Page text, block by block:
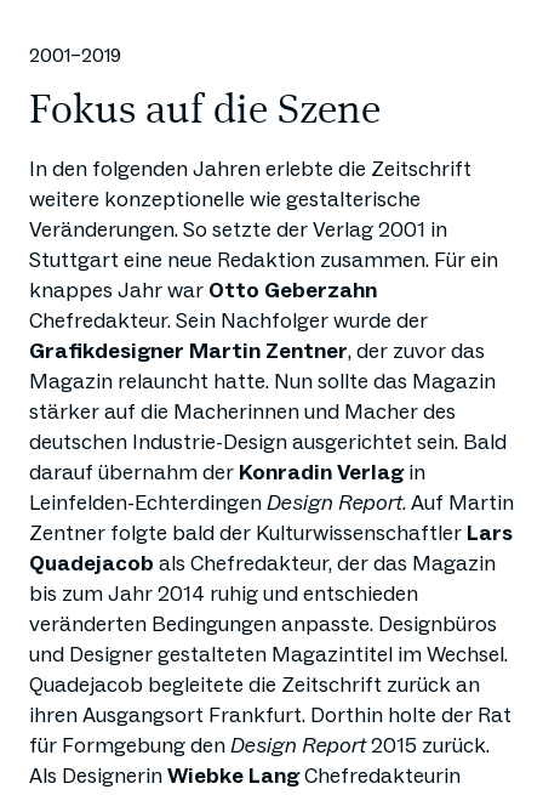
2001–2019
Fokus auf die Szene
In den folgenden Jahren erlebte die Zeitschrift
weitere konzeptionelle wie gestalterische
Veränderungen. So setzte der Verlag 2001 in
Stuttgart eine neue Redaktion zusammen. Für ein
knappes Jahr war Otto Geberzahn
Chefredakteur. Sein Nachfolger wurde der
Grafikdesigner Martin Zentner, der zuvor das
Magazin relauncht hatte. Nun sollte das Magazin
stärker auf die Macherinnen und Macher des
deutschen Industrie-Design ausgerichtet sein. Bald
darauf übernahm der Konradin Verlagin
Leinfelden-EchterdingenDesign Report. Auf Martin
Zentner folgte bald der Kulturwissenschaftler Lars
Quadejacob als Chefredakteur, der das Magazin
bis zum Jahr 2014 ruhig und entschieden
veränderten Bedingungen anpasste. Designbüros
und Designer gestalteten Magazintitel im Wechsel.
Quadejacob begleitete die Zeitschrift zurück an
ihren Ausgangsort Frankfurt. Dorthin holte der Rat
für Formgebung denDesign Report2015 zurück.
Als DesignerinWiebke LangChefredakteurin